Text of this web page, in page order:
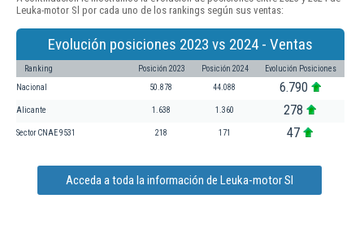
Leuka-motor Sl por cada uno de los rankings según sus ventas:
Evolución posiciones 2023 vs 2024 - Ventas
Ranking Posición 2023 Posición 2024 Evolución Posiciones
Nacional 50.878 44.088 6.790
Alicante 1.638 1.360 278
Sector CNAE 9531 218 171 47
Acceda a toda la información de Leuka-motor Sl